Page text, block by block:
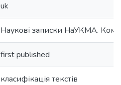
uk
Наукові записки НаУКМА.
first published
класифікація текстів